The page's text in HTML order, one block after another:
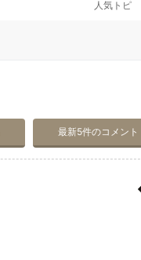
人気トピ
最新5件のコメント